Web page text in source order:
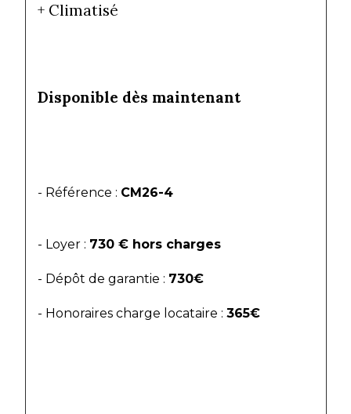
+ Climatisé
Disponible dès maintenant
- Référence : CM26-4
- Loyer : 730 € hors charges
- Dépôt de garantie : 730€
- Honoraires charge locataire : 365€